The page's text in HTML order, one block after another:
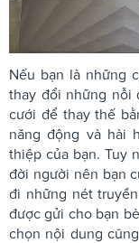
Nếu bạn là những
thay đổi những nỗi
cưới để thay thế
năng động và hài
thiệp của bạn. Tuy
đời người nên bạn
đi những nét
được gửi cho bạn
chọn nội dung